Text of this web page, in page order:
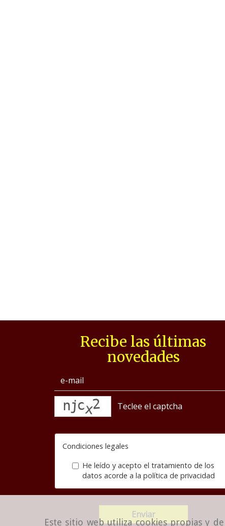
Este sitio web utiliza cookies propias y
Recibe las últimas
novedades
Condiciones legales
He leído y acepto el tratamiento de los
datos acorde a la política de privacidad
Enviar